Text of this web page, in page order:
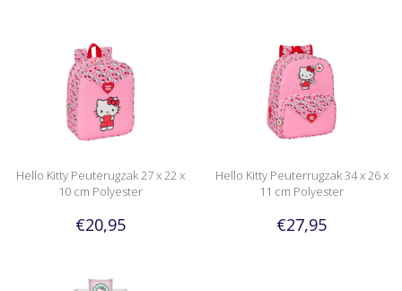
Hello Kitty Peuterugzak 27 x 22 x
10 cm Polyester
€20,95
Hello Kitty Peuterrugzak 34 x 26 x
11 cm Polyester
€27,95